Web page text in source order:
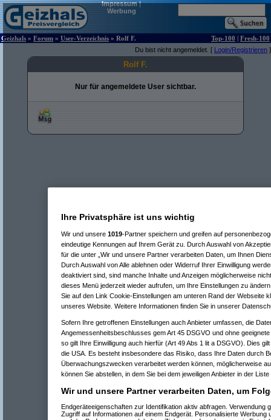
Impressum|
Werbung
Geizhals » Forum » User-Verzeichnis » Rolf F. Top-100 | Fresh-100
Du bist nicht angemeldet. [ Login/Registrieren ]
Rolf F.
Nur für angemeldete User sichtbar.
Ihre Privatsphäre ist uns wichtig
Wir und unsere 1019-Partner speichern und greifen auf
eindeutige Kennungen auf Ihrem Gerät zu. Durch Auswahl von
für die unter „Wir und unsere Partner verarbeiten Daten, um Ihnen
Durch Auswahl von Alle ablehnen oder Widerruf Ihrer Einwilligung
deaktiviert sind, sind manche Inhalte und Anzeigen möglicherweise
dieses Menü jederzeit wieder aufrufen, um Ihre Einstellungen zu
Sie auf den Link Cookie-Einstellungen am unteren Rand der Webseite
unseres Website. Weitere Informationen finden Sie in unserer
Sofern Ihre getroffenen Einstellungen auch Anbieter umfassen, die
Angemessenheitsbeschlusses gem Art 45 DSGVO und ohne
so gilt Ihre Einwilligung auch hierfür (Art 49 Abs 1 lit a DSGVO). Dies
die USA. Es besteht insbesondere das Risiko, dass Ihre Daten durch
Überwachungszwecken verarbeitet werden können, möglicherweise
können Sie abstellen, in dem Sie bei dem jeweiligen Anbieter in der
Wir und unsere Partner verarbeiten Daten, um
Endgeräteeigenschaften zur Identifikation aktiv abfragen. Verwendung
Zugriff auf Informationen auf einem Endgerät. Personalisierte Werbung